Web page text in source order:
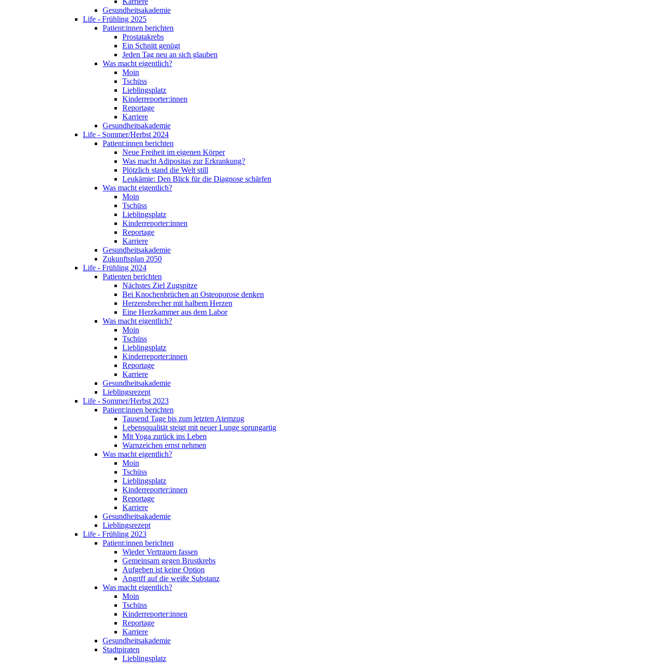
Gesundheitsakademie
Life - Frühling 2025
Patient:innen berichten
Prostatakrebs
Ein Schnitt genügt
Jeden Tag neu an sich glauben
Was macht eigentlich?
Moin
Tschüss
Lieblingsplatz
Kinderreporter:innen
Reportage
Karriere
Gesundheitsakademie
Life - Sommer/Herbst 2024
Patient:innen berichten
Neue Freiheit im eigenen Körper
Was macht Adipositas zur Erkrankung?
Plötzlich stand die Welt still
Leukämie: Den Blick für die Diagnose schärfen
Was macht eigentlich?
Moin
Tschüss
Lieblingsplatz
Kinderreporter:innen
Reportage
Karriere
Gesundheitsakademie
Zukunftsplan 2050
Life - Frühling 2024
Patienten berichten
Nächstes Ziel Zugspitze
Bei Knochenbrüchen an Osteoporose denken
Herzensbrecher mit halbem Herzen
Eine Herzkammer aus dem Labor
Was macht eigentlich?
Moin
Tschüss
Lieblingsplatz
Kinderreporter:innen
Reportage
Karriere
Gesundheitsakademie
Lieblingsrezept
Life - Sommer/Herbst 2023
Patient:innen berichten
Tausend Tage bis zum letzten Atemzug
Lebensqualität steigt mit neuer Lunge sprungartig
Mit Yoga zurück ins Leben
Warnzeichen ernst nehmen
Was macht eigentlich?
Moin
Tschüss
Lieblingsplatz
Kinderreporter:innen
Reportage
Karriere
Gesundheitsakademie
Lieblingsrezept
Life - Frühling 2023
Patient:innen berichten
Wieder Vertrauen fassen
Gemeinsam gegen Brustkrebs
Aufgeben ist keine Option
Angriff auf die weiße Substanz
Was macht eigentlich?
Moin
Tschüss
Kinderreporter:innen
Reportage
Karriere
Gesundheitsakademie
Stadtpiraten
Lieblingsplatz